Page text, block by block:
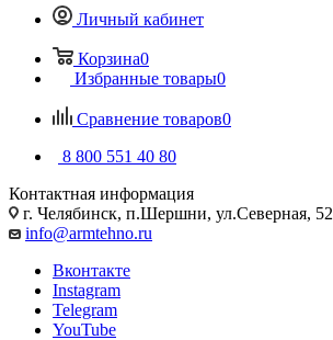
Личный кабинет
Корзина0
Избранные товары0
Сравнение товаров0
8 800 551 40 80
Контактная информация
г. Челябинск, п.Шершни, ул.Северная, 52
info@armtehno.ru
Вконтакте
Instagram
Telegram
YouTube